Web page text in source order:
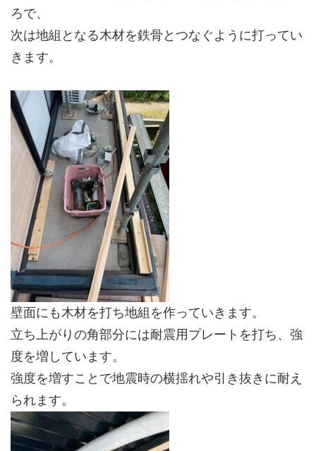
ろで、
次は地組となる木材を鉄骨とつなぐように打ってい
きます。
壁面にも木材を打ち地組を作っていきます。
立ち上がりの角部分には耐震用プレートを打ち、強
度を増しています。
強度を増すことで地震時の横揺れや引き抜きに耐え
られます。